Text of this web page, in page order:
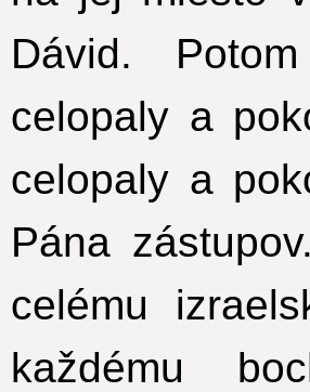
Dávid.
celopaly a
celopaly a
Pána zástupov.
celému
každému